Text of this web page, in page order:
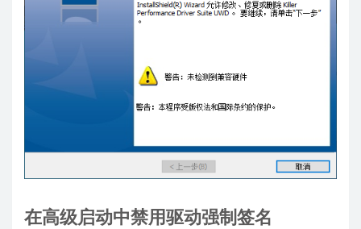
在高级启动中禁用驱动强制签名